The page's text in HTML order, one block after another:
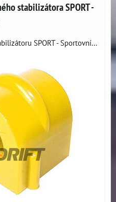
stabilizátora SPORT -
SPORT - Sportovní...